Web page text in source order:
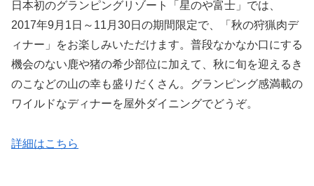
日本初のグランピングリゾート「星のや富士」では、
2017年9月1日～11月30日の期間限定で、「秋の狩猟肉デ
ィナー」をお楽しみいただけます。普段なかなか口にする
機会のない鹿や猪の希少部位に加えて、秋に旬を迎えるき
のこなどの山の幸も盛りだくさん。グランピング感満載の
ワイルドなディナーを屋外ダイニングでどうぞ。
詳細はこちら